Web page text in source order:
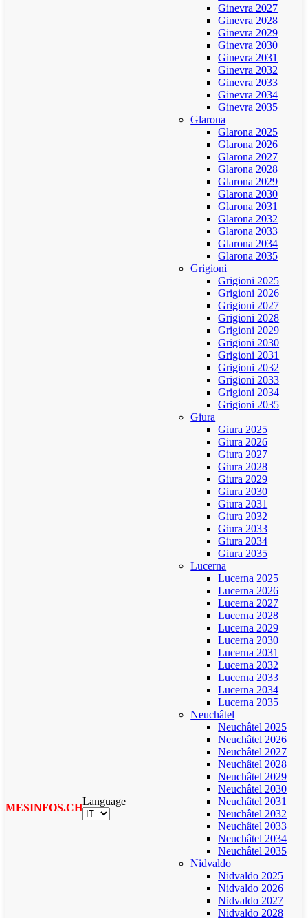
MESINFOS.CH
Language
Ginevra 2027
Ginevra 2028
Ginevra 2029
Ginevra 2030
Ginevra 2031
Ginevra 2032
Ginevra 2033
Ginevra 2034
Ginevra 2035
Glarona
Glarona 2025
Glarona 2026
Glarona 2027
Glarona 2028
Glarona 2029
Glarona 2030
Glarona 2031
Glarona 2032
Glarona 2033
Glarona 2034
Glarona 2035
Grigioni
Grigioni 2025
Grigioni 2026
Grigioni 2027
Grigioni 2028
Grigioni 2029
Grigioni 2030
Grigioni 2031
Grigioni 2032
Grigioni 2033
Grigioni 2034
Grigioni 2035
Giura
Giura 2025
Giura 2026
Giura 2027
Giura 2028
Giura 2029
Giura 2030
Giura 2031
Giura 2032
Giura 2033
Giura 2034
Giura 2035
Lucerna
Lucerna 2025
Lucerna 2026
Lucerna 2027
Lucerna 2028
Lucerna 2029
Lucerna 2030
Lucerna 2031
Lucerna 2032
Lucerna 2033
Lucerna 2034
Lucerna 2035
Neuchâtel
Neuchâtel 2025
Neuchâtel 2026
Neuchâtel 2027
Neuchâtel 2028
Neuchâtel 2029
Neuchâtel 2030
Neuchâtel 2031
Neuchâtel 2032
Neuchâtel 2033
Neuchâtel 2034
Neuchâtel 2035
Nidvaldo
Nidvaldo 2025
Nidvaldo 2026
Nidvaldo 2027
Nidvaldo 2028